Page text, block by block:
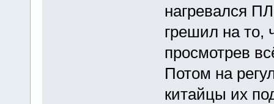
нагревался
грешил на то,
просмотрев
Потом на
китайцы их